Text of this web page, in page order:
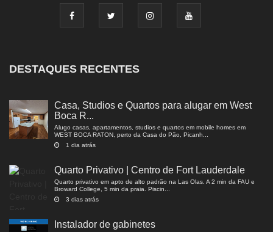
DESTAQUES RECENTES
Casa, Studios e Quartos para alugar em West
Boca R...
Alugo casas, apartamentos, studios e quartos em mobile homes em
WEST BOCA RATON, perto da Casa do Pão, Picanh...
1 dia atrás
Quarto Privativo | Centro de Fort Lauderdale
Quarto privativo em apto de alto padrão na Las Olas. A 2 min da FAU e
Broward College, 5 min da praia. Piscin...
3 dias atrás
Instalador de gabinetes